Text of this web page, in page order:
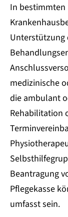
In bestimmten
Unterstützung
medizinische
die ambulant
Rehabilitation
Beantragung
Pflegekasse
umfasst sein.